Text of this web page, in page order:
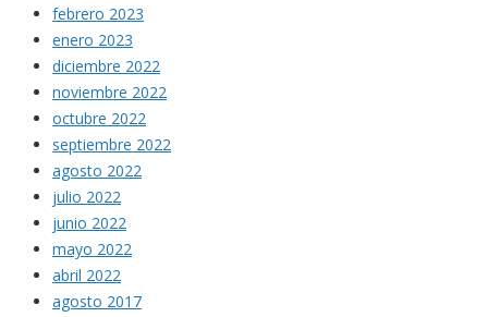
febrero 2023
enero 2023
diciembre 2022
noviembre 2022
octubre 2022
septiembre 2022
agosto 2022
julio 2022
junio 2022
mayo 2022
abril 2022
agosto 2017